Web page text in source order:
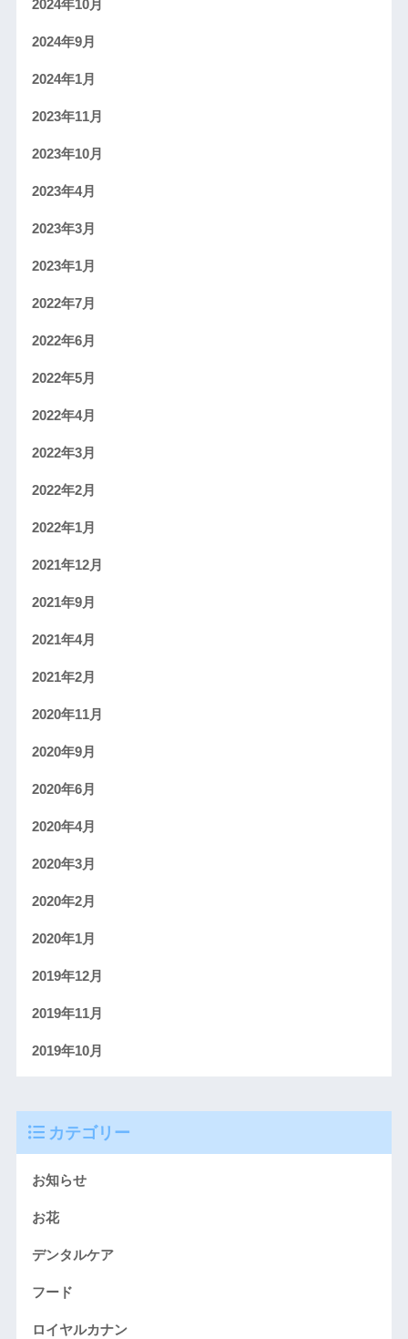
2024年10月
2024年9月
2024年1月
2023年11月
2023年10月
2023年4月
2023年3月
2023年1月
2022年7月
2022年6月
2022年5月
2022年4月
2022年3月
2022年2月
2022年1月
2021年12月
2021年9月
2021年4月
2021年2月
2020年11月
2020年9月
2020年6月
2020年4月
2020年3月
2020年2月
2020年1月
2019年12月
2019年11月
2019年10月
カテゴリー
お知らせ
お花
デンタルケア
フード
ロイヤルカナン